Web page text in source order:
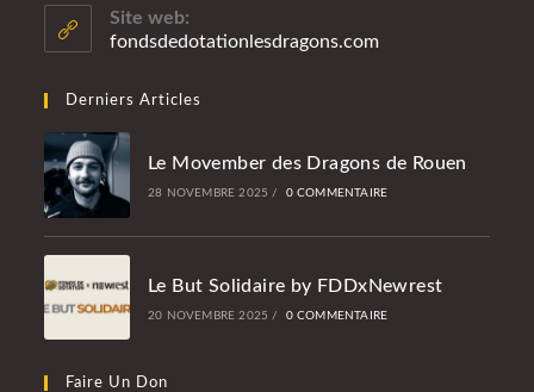
Site web:
fondsdedotationlesdragons.com
Derniers Articles
Le Movember des Dragons de Rouen
28 NOVEMBRE 2025 / 0 COMMENTAIRE
Le But Solidaire by FDDxNewrest
20 NOVEMBRE 2025 / 0 COMMENTAIRE
Faire Un Don